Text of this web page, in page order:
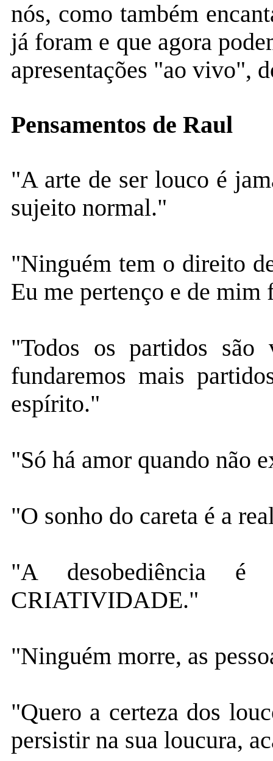
nós, como também
já foram e que agora
apresentações "ao vivo",
Pensamentos de Raul
"A arte de ser louco é
sujeito normal."
"Ninguém tem o direito
Eu me pertenço e de mim
"Todos os partidos são
fundaremos mais
espírito."
"Só há amor quando não
"O sonho do careta é a
"A desobediência é
CRIATIVIDADE."
"Ninguém morre, as
"Quero a certeza dos
persistir na sua loucura,